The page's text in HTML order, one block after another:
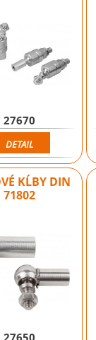
27670
DETAIL
KĹBY DIN
71802
27650